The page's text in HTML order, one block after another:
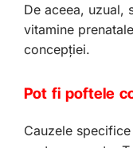
De aceea, uzual,
vitamine
concepției.
Pot fi poftele
Cauzele